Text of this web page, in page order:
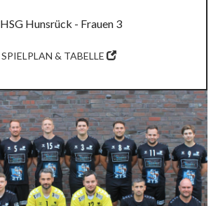
HSG Hunsrück - Frauen 3
SPIELPLAN & TABELLE